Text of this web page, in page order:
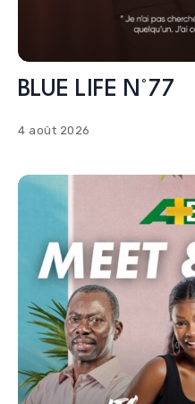
BLUE LIFE N°77
4 août 2026